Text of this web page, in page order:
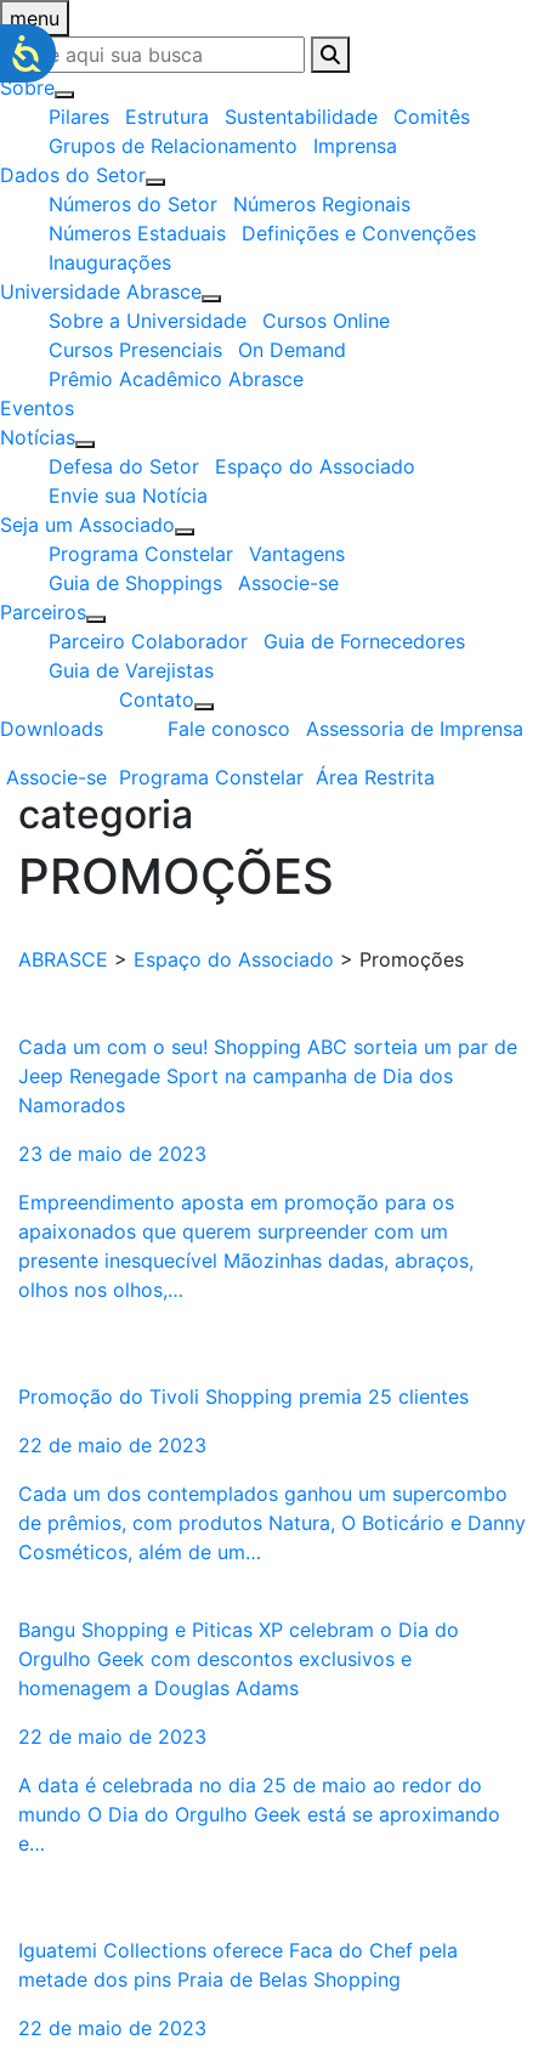
menu
Sobre
Pilares
Estrutura Sustentabilidade
Comitês
Grupos de Relacionamento
Imprensa
Dados do Setor
Números do Setor
Números Regionais
Números Estaduais
Definições e Convenções
Inaugurações
Universidade Abrasce
Sobre a Universidade
Cursos Online
Cursos Presenciais
On Demand
Prêmio Acadêmico Abrasce
Eventos
Notícias
Defesa do Setor
Espaço do Associado
Envie sua Notícia
Seja um Associado
Programa Constelar
Vantagens
Guia de Shoppings
Associe-se
Parceiros
Parceiro Colaborador
Guia de Fornecedores
Guia de Varejistas
Downloads
Contato
Fale conosco
Assessoria de Imprensa
Associe-se Programa Constelar Área Restrita
categoria
PROMOÇÕES
ABRASCE > Espaço do Associado > Promoções
Cada um com o seu! Shopping ABC sorteia um par de
Jeep Renegade Sport na campanha de Dia dos
Namorados
23 de maio de 2023
Empreendimento aposta em promoção para os
apaixonados que querem surpreender com um
presente inesquecível Mãozinhas dadas, abraços,
olhos nos olhos,…
Promoção do Tivoli Shopping premia 25 clientes
22 de maio de 2023
Cada um dos contemplados ganhou um supercombo
de prêmios, com produtos Natura, O Boticário e Danny
Cosméticos, além de um…
Bangu Shopping e Piticas XP celebram o Dia do
Orgulho Geek com descontos exclusivos e
homenagem a Douglas Adams
22 de maio de 2023
A data é celebrada no dia 25 de maio ao redor do
mundo O Dia do Orgulho Geek está se aproximando
e…
Iguatemi Collections oferece Faca do Chef pela
metade dos pins Praia de Belas Shopping
22 de maio de 2023